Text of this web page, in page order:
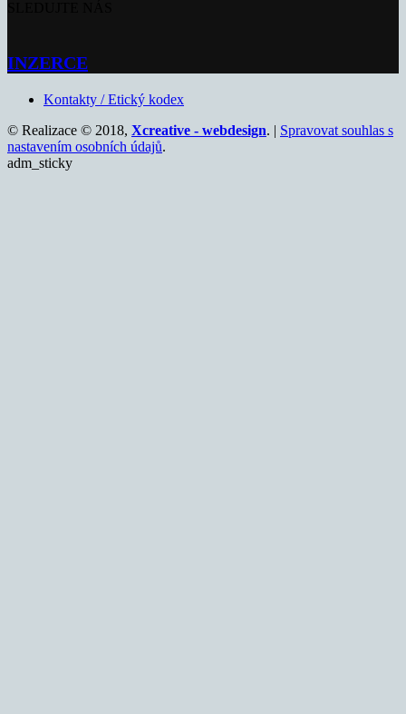
INZERCE
Kontakty / Etický kodex
© Realizace © 2018, Xcreative - webdesign. | Spravovat souhlas s
nastavením osobních údajů.
adm_sticky